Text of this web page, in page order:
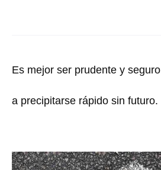
Es mejor ser prudente y seguro
a precipitarse rápido sin futuro.